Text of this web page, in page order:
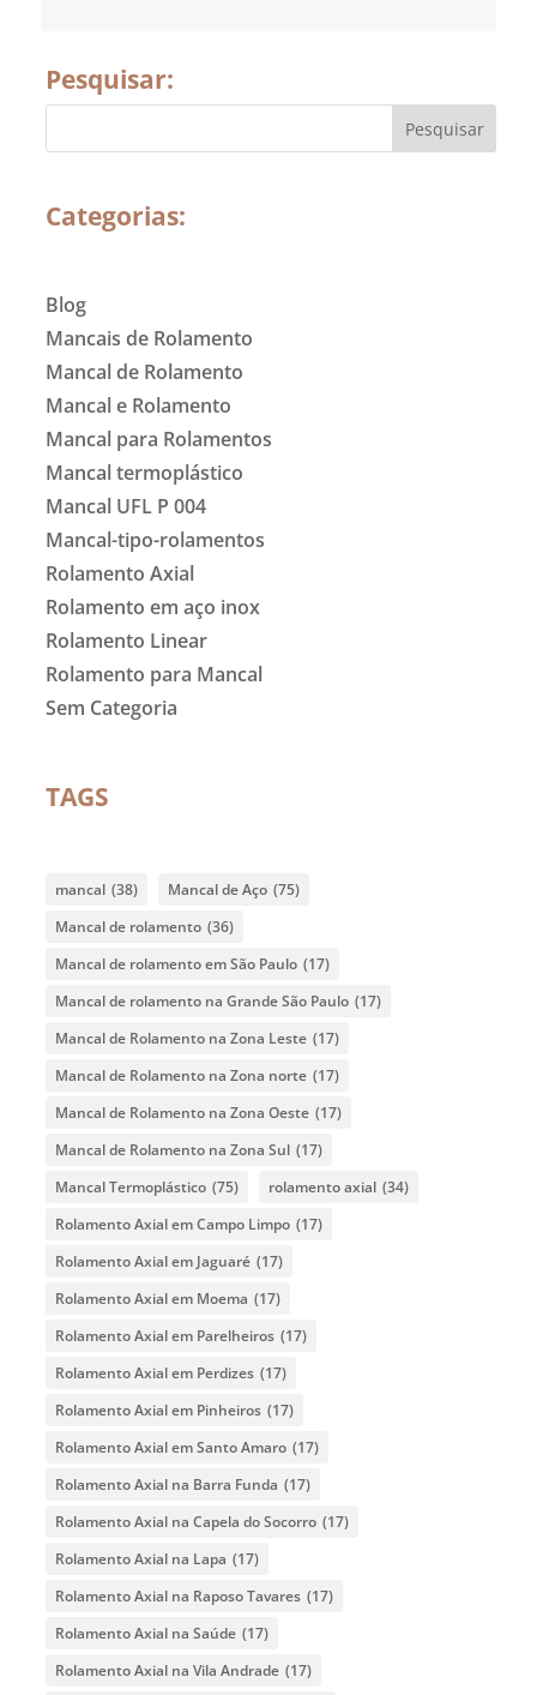
Pesquisar:
Categorias:
Blog
Mancais de Rolamento
Mancal de Rolamento
Mancal e Rolamento
Mancal para Rolamentos
Mancal termoplástico
Mancal UFL P 004
Mancal-tipo-rolamentos
Rolamento Axial
Rolamento em aço inox
Rolamento Linear
Rolamento para Mancal
Sem Categoria
TAGS
mancal (38) Mancal de Aço (75)
Mancal de rolamento (36)
Mancal de rolamento em São Paulo (17)
Mancal de rolamento na Grande São Paulo (17)
Mancal de Rolamento na Zona Leste (17)
Mancal de Rolamento na Zona norte (17)
Mancal de Rolamento na Zona Oeste (17)
Mancal de Rolamento na Zona Sul (17)
Mancal Termoplástico (75) rolamento axial (34)
Rolamento Axial em Campo Limpo (17)
Rolamento Axial em Jaguaré (17)
Rolamento Axial em Moema (17)
Rolamento Axial em Parelheiros (17)
Rolamento Axial em Perdizes (17)
Rolamento Axial em Pinheiros (17)
Rolamento Axial em Santo Amaro (17)
Rolamento Axial na Barra Funda (17)
Rolamento Axial na Capela do Socorro (17)
Rolamento Axial na Lapa (17)
Rolamento Axial na Raposo Tavares (17)
Rolamento Axial na Saúde (17)
Rolamento Axial na Vila Andrade (17)